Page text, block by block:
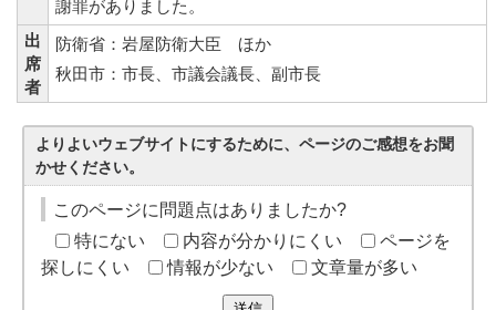
謝罪がありました。
出
席
者
防衛省：岩屋防衛大臣 ほか
秋田市：市長、市議会議長、副市長
よりよいウェブサイトにするために、ページのご感想をお聞
かせください。
このページに問題点はありましたか?
特にない
内容が分かりにくい
ページを
探しにくい
情報が少ない 文章量が多い